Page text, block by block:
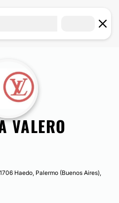
VALERO
Haedo, Palermo (Buenos Aires),